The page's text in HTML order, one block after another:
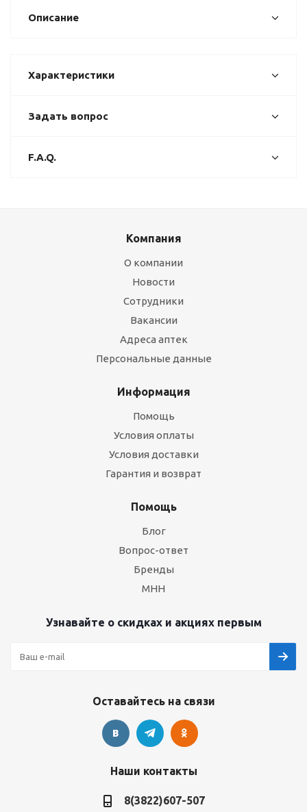
Описание
Характеристики
Задать вопрос
F.A.Q.
Компания
О компании
Новости
Сотрудники
Вакансии
Адреса аптек
Персональные данные
Информация
Помощь
Условия оплаты
Условия доставки
Гарантия и возврат
Помощь
Блог
Вопрос-ответ
Бренды
МНН
Узнавайте о скидках и акциях первым
Оставайтесь на связи
Наши контакты
8(3822)607-507